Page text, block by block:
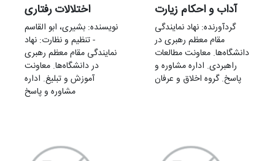
اختلالات رفتاری
نویسنده: بشیری، ابو القاسم
- تنظیم و نظارت: نهاد
نمایندگی مقام معظم رهبری
در دانشگاه‌ها. معاونت
آموزش و تبلیغ. اداره
مشاوره و پاسخ
آداب و احکام زيارت
گردآورنده: نهاد نمایندگی
مقام معظم رهبری در
دانشگاه‌ها. معاونت مطالعات
راهبردی. اداره مشاوره و
پاسخ. گروه اخلاق و عرفان